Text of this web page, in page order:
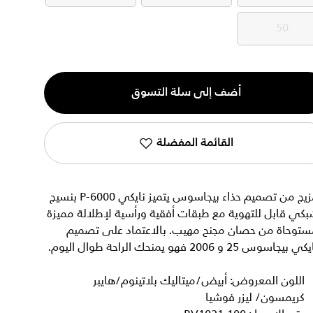
50
50
أضف إلى سلة التسوق
القائمة المفضلة
مزيج من تصميم حذاء بيجاسوس يتميز نايكي P-6000 بنسيج
قابل للتهوية مع طبقات أفقية ورأسية لإطلالة مميزة
من حصان مجنح مهيب. بالاعتماد على تصميم
بيجاسوس 25 و 2006 فهو يمنحك الراحة طوال اليوم.
اللون المعروض: أبيض/ميتاليك بلاتينوم/هايبر
كريمسون/ ليزر فوشيا